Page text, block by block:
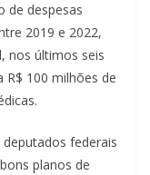
de despesas
2019 e 2022,
nos últimos seis
100 milhões de
federais
planos de